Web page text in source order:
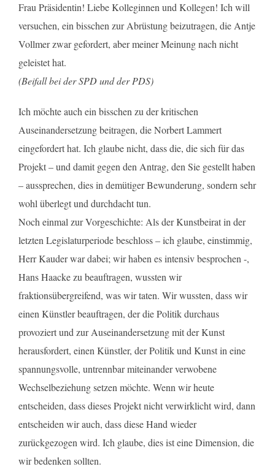
Frau Präsidentin! Liebe Kolleginnen und Kollegen! Ich will
versuchen, ein bisschen zur Abrüstung beizutragen, die Antje
Vollmer zwar gefordert, aber meiner Meinung nach nicht
geleistet hat.
(Beifall bei der SPD und der PDS)
Ich möchte auch ein bisschen zu der kritischen
Auseinandersetzung beitragen, die Norbert Lammert
eingefordert hat. Ich glaube nicht, dass die, die sich für das
Projekt – und damit gegen den Antrag, den Sie gestellt haben
– aussprechen, dies in demütiger Bewunderung, sondern sehr
wohl überlegt und durchdacht tun.
Noch einmal zur Vorgeschichte: Als der Kunstbeirat in der
letzten Legislaturperiode beschloss – ich glaube, einstimmig,
Herr Kauder war dabei; wir haben es intensiv besprochen -,
Hans Haacke zu beauftragen, wussten wir
fraktionsübergreifend, was wir taten. Wir wussten, dass wir
einen Künstler beauftragen, der die Politik durchaus
provoziert und zur Auseinandersetzung mit der Kunst
herausfordert, einen Künstler, der Politik und Kunst in eine
spannungsvolle, untrennbar miteinander verwobene
Wechselbeziehung setzen möchte. Wenn wir heute
entscheiden, dass dieses Projekt nicht verwirklicht wird, dann
entscheiden wir auch, dass diese Hand wieder
zurückgezogen wird. Ich glaube, dies ist eine Dimension, die
wir bedenken sollten.